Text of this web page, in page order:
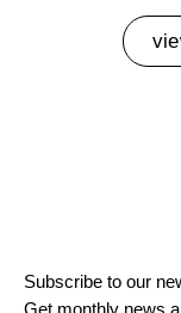
Subscribe to our